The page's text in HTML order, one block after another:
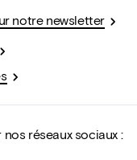
notre newsletter
réseaux sociaux :